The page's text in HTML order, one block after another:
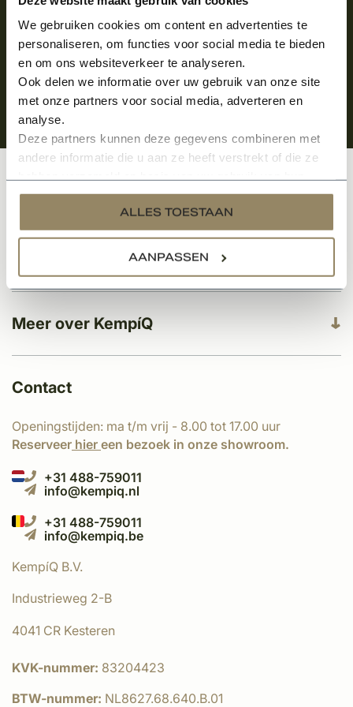
We gebruiken cookies om content en advertenties te
personaliseren, om functies voor social media te bieden
en om ons websiteverkeer te analyseren.
Ook delen we informatie over uw gebruik van onze site
met onze partners voor social media, adverteren en
analyse.
Deze partners kunnen deze gegevens combineren met
andere informatie die u aan ze heeft verstrekt of die ze
services.
ALLES TOESTAAN
AANPASSEN
Meer over KempíQ
Klantenservice
Contact
Openingstijden: ma t/m vrij - 8.00 tot 17.00 uur
Reserveer hier een bezoek in onze showroom.
+31 488-759011
info@kempiq.nl
+31 488-759011
info@kempiq.be
KempíQ B.V.
Industrieweg 2-B
4041 CR Kesteren
KVK-nummer: 83204423
BTW-nummer: NL8627.68.640.B.01